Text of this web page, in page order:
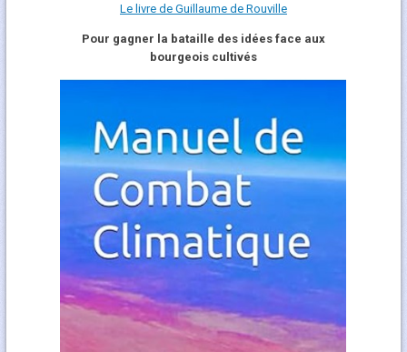
Le livre de Guillaume de Rouville
Pour gagner la bataille des idées face aux
bourgeois cultivés